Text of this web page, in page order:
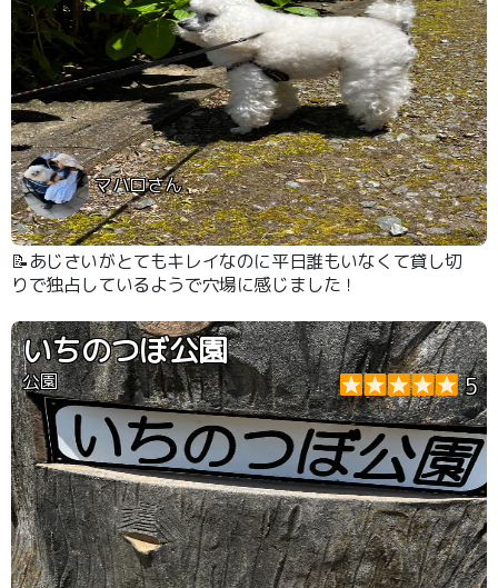
マハロさん
📝あじさいがとてもキレイなのに平日誰もいなくて貸し切
りで独占しているようで穴場に感じました！
いちのつぼ公園
公園 5